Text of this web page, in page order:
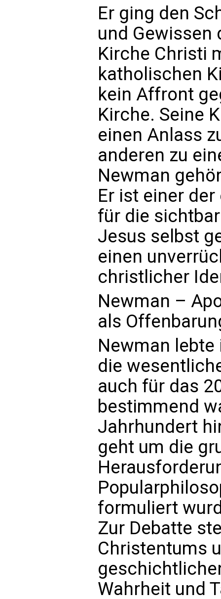
Er ging den
und Gewissen
Kirche Christi
katholischen
kein Affront
Kirche. Seine
einen Anlass
anderen zu
Newman
Er ist einer
für die
Jesus selbst
einen
christlicher
Newman –
als
Newman
die
auch für das
bestimmend
Jahrhundert
geht um die
formuliert
Zur Debatte
Christentums
Wahrheit und